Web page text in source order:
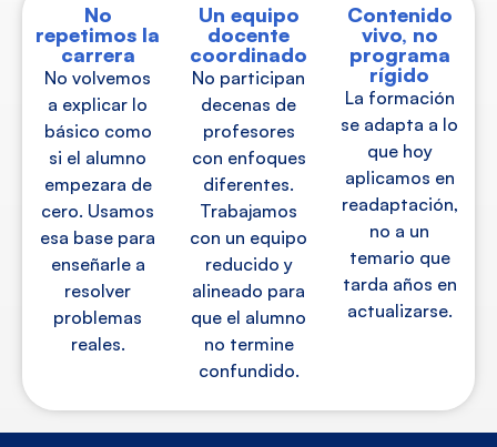
No
repetimos la
carrera
No volvemos
a explicar lo
básico como
si el alumno
empezara de
cero. Usamos
esa base para
enseñarle a
resolver
problemas
reales.
Un equipo
docente
coordinado
No participan
decenas de
profesores
con enfoques
diferentes.
Trabajamos
con un equipo
reducido y
alineado para
que el alumno
no termine
confundido.
Contenido
vivo, no
programa
rígido
La formación
se adapta a lo
que hoy
aplicamos en
readaptación,
no a un
temario que
tarda años en
actualizarse.